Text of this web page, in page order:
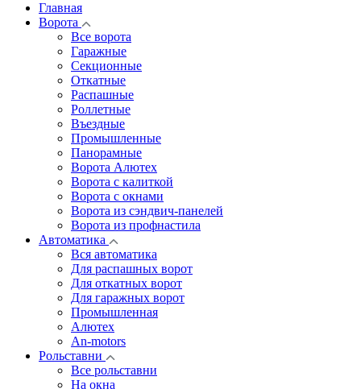
Главная
Ворота
Все ворота
Гаражные
Секционные
Откатные
Распашные
Роллетные
Въездные
Промышленные
Панорамные
Ворота Алютех
Ворота с калиткой
Ворота c окнами
Ворота из сэндвич-панелей
Ворота из профнастила
Автоматика
Вся автоматика
Для распашных ворот
Для откатных ворот
Для гаражных ворот
Промышленная
Алютех
An-motors
Рольставни
Все рольставни
На окна